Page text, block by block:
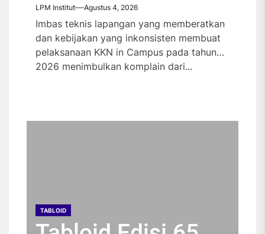
LPM Institut Agustus 4, 2026
Imbas teknis lapangan yang memberatkan
dan kebijakan yang inkonsisten membuat
pelaksanaan KKN in Campus pada tahun
2026 menimbulkan komplain dari...
TABLOID
TABLOID
TABLOID
TABLOID